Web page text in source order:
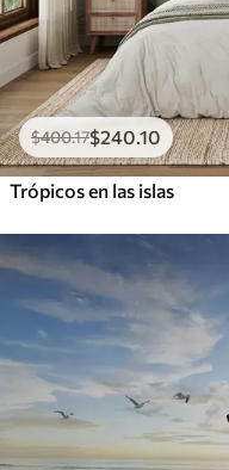
$400.17$240.10
Trópicos en las islas